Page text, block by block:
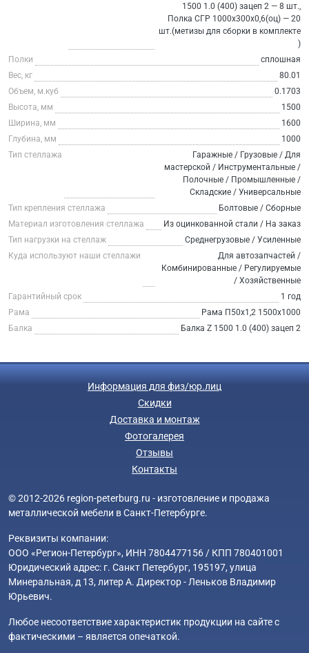
1500 1.0 (400) зацеп 2 — 8 шт.,
Полка СГР 1000х300х0,6(оц) — 20
шт.(метизы для сборки в комплекте
)
Полки
сплошная
Вес, кг
80.01
Объем, м.куб
0.1703
Высота, мм
1500
Ширина, мм
1600
Глубина, мм
1000
Тип стеллажа
Гаражные / Грузовые / Для
мастерской / Инструментальные /
Полочные / Промышленные /
Складские / Универсальные
Тип крепления стеллажа
Болтовые / Сборные
Материал изготовления стеллажа
Из оцинкованной стали / На заказ
Тип нагрузки на стеллаж
Среднегрузовые / Усиленные
Куда используют наши стеллажи
Для автозапчастей /
Комбинированные / Регулируемые
/ Хозяйственные
Гарантийный срок
1 год
Рама
Рама П50х1,2 1500х1000
Балка
Балка Z 1500 1.0 (400) зацеп 2
Информация для физ/юр.лиц
Скидки
Доставка и монтаж
Фотогалерея
Отзывы
Контакты
© 2012-2026 region-peterburg.ru - изготовление и продажа
металлической мебели в Санкт-Петербурге.
Реквизиты компании:
ООО «Регион-Петербург», ИНН 7804477156 / КПП 780401001
Юридический адрес: г. Санкт Петербург, 195197, улица
Минеральная, д 13, литер А. Директор - Леньков Владимир
Юрьевич.
Любое несоответствие характеристик продукции на сайте с
фактическими – является опечаткой.